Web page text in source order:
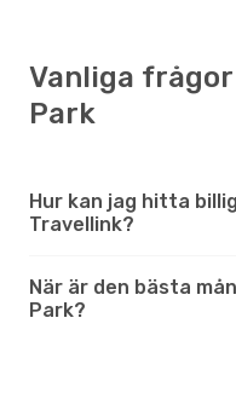
Vanliga
Park
Hur kan jag hitta
Travellink?
När är den bästa
Park?